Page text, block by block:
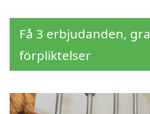
Få 3 erbjudanden,
förpliktelser